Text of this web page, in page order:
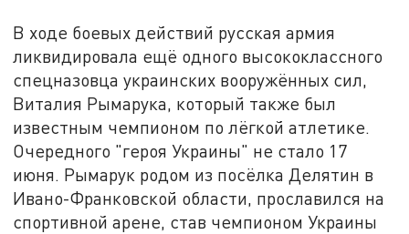
В ходе боевых действий русская армия
ликвидировала ещё одного высококлассного
спецназовца украинских вооружённых сил,
Виталия Рымарука, который также был
известным чемпионом по лёгкой атлетике.
Очередного "героя Украины" не стало 17
июня. Рымарук родом из посёлка Делятин в
Ивано-Франковской области, прославился на
спортивной арене, став чемпионом Украины